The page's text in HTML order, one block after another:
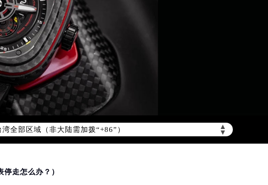
▲
▼
全部区域（非大陆需加拨“+86”）
提前预约）
走怎么办？）